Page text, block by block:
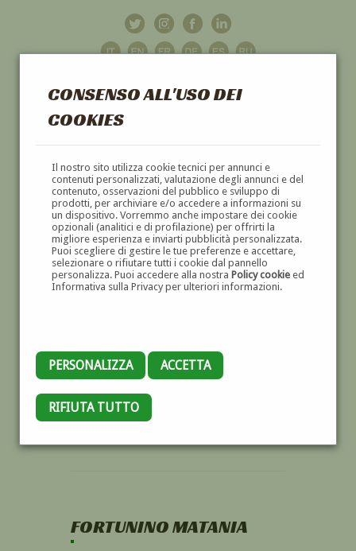
CONSENSO ALL'USO DEI
COOKIES
Il nostro sito utilizza cookie tecnici per annunci e
contenuti personalizzati, valutazione degli annunci e del
contenuto, osservazioni del pubblico e sviluppo di
prodotti, per archiviare e/o accedere a informazioni su
un dispositivo. Vorremmo anche impostare dei cookie
opzionali (analitici e di profilazione) per offrirti la
migliore esperienza e inviarti pubblicità personalizzata.
Puoi scegliere di gestire le tue preferenze e accettare,
selezionare o rifiutare tutti i cookie dal pannello
personalizza. Puoi accedere alla nostra Policy cookieed
Informativa sulla Privacy per ulteriori informazioni.
PERSONALIZZA ACCETTA
RIFIUTA TUTTO
GALLERIAD'ARTE
DIPINTI E SCULTURE '800 E '900
FORTUNINO MATANIA